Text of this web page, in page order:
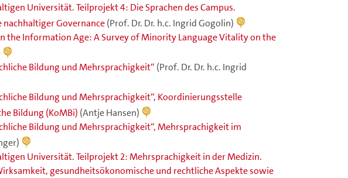
Universität. Teilprojekt 4: Die Sprachen des Campus.
nachhaltiger Governance(Prof. Dr. Dr. h.c. Ingrid Gogolin)
the Information Age: A Survey of Minority Language Vitality on the
Bildung und Mehrsprachigkeit“ (Prof. Dr. Dr. h.c. Ingrid
Bildung und Mehrsprachigkeit“, Koordinierungsstelle
Bildung (KoMBi) (Antje Hansen)
Bildung und Mehrsprachigkeit“, Mehrsprachigkeit im
Universität. Teilprojekt 2: Mehrsprachigkeit in der Medizin.
gesundheitsökonomische und rechtliche Aspekte sowie